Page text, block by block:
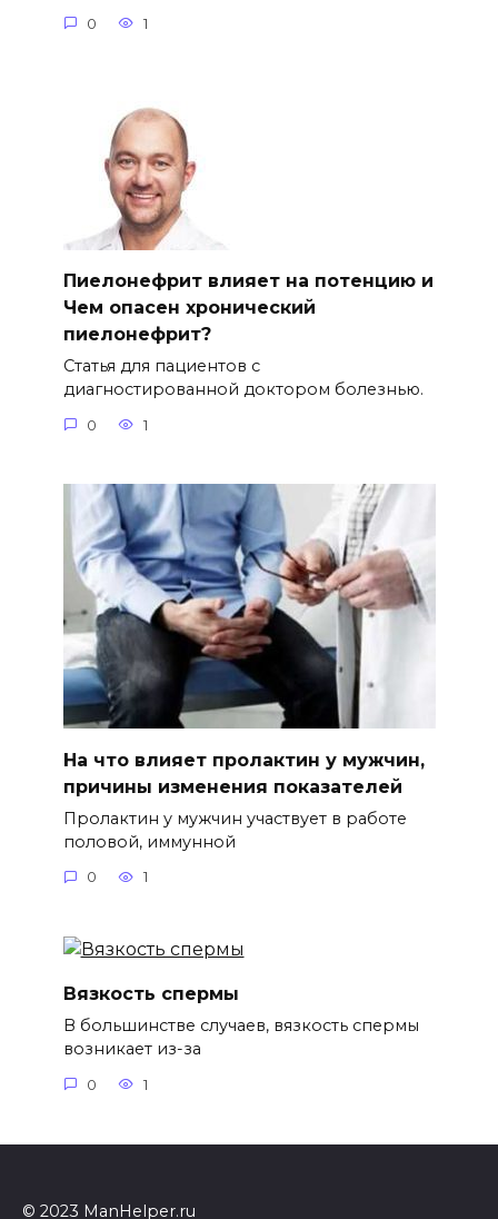
0 1
Пиелонефрит влияет на потенцию и
Чем опасен хронический
пиелонефрит?
Статья для пациентов с
диагностированной доктором болезнью.
0 1
На что влияет пролактин у мужчин,
причины изменения показателей
Пролактин у мужчин участвует в работе
половой, иммунной
0 1
Вязкость спермы
В большинстве случаев, вязкость спермы
возникает из-за
0 1
© 2023 ManHelper.ru